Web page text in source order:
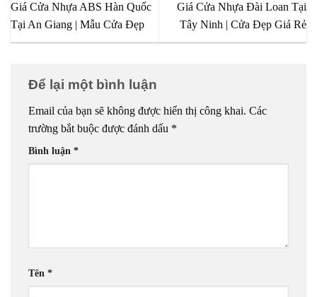
Giá Cửa Nhựa ABS Hàn Quốc
Tại An Giang | Mẫu Cửa Đẹp
Giá Cửa Nhựa Đài Loan Tại
Tây Ninh | Cửa Đẹp Giá Rẻ
Để lại một bình luận
Email của bạn sẽ không được hiển thị công khai. Các
trường bắt buộc được đánh dấu *
Bình luận *
Tên *